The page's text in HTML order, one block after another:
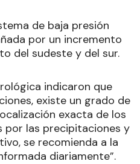
de baja presión
por un incremento
del sudeste y del sur.
indicaron que
existe un grado de
exacta de los
las precipitaciones y
se recomienda a la
diariamente”.